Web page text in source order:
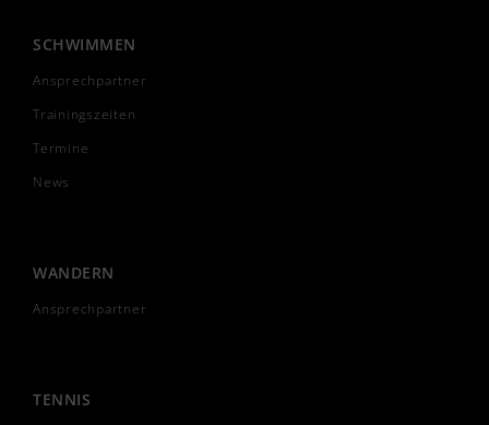
SCHWIMMEN
Ansprechpartner
Trainingszeiten
Termine
News
WANDERN
Ansprechpartner
TENNIS